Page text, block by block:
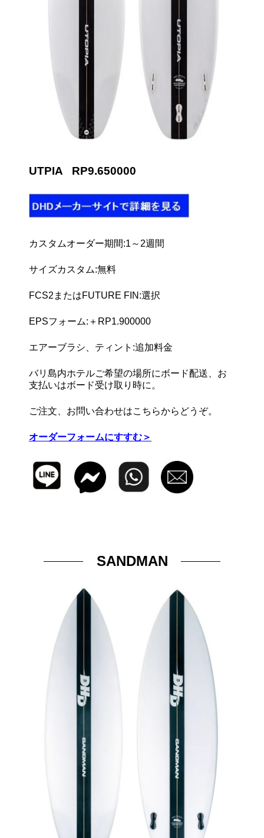
UTPIA RP9.650000
カスタムオーダー期間:1～2週間
サイズカスタム:無料
FCS2またはFUTURE FIN:選択
EPSフォーム:＋RP1.900000
エアーブラシ、ティント:追加料金
バリ島内ホテルご希望の場所にボード配送、お
支払いはボード受け取り時に。
ご注文、お問い合わせはこちらからどうぞ。
オーダーフォームにすすむ＞
SANDMAN